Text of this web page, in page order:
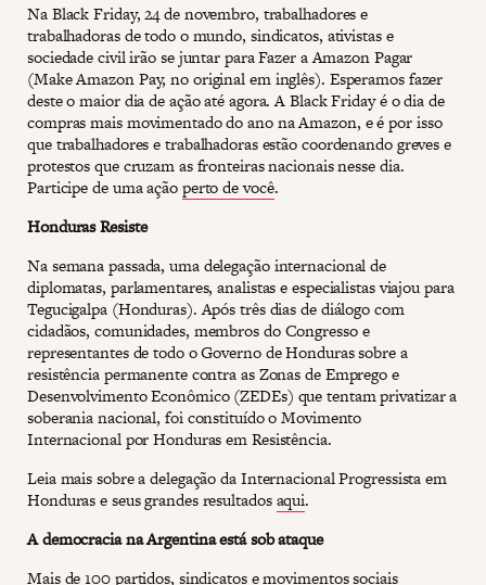
Na Black Friday, 24 de novembro, trabalhadores e
trabalhadoras de todo o mundo, sindicatos, ativistas e
sociedade civil irão se juntar para Fazer a Amazon Pagar
(Make Amazon Pay, no original em inglês). Esperamos fazer
deste o maior dia de ação até agora. A Black Friday é o dia de
compras mais movimentado do ano na Amazon, e é por isso
que trabalhadores e trabalhadoras estão coordenando greves e
protestos que cruzam as fronteiras nacionais nesse dia.
Participe de uma açãoperto de você.
Honduras Resiste
Na semana passada, uma delegação internacional de
diplomatas, parlamentares, analistas e especialistas viajou para
Tegucigalpa (Honduras). Após três dias de diálogo com
cidadãos, comunidades, membros do Congresso e
representantes de todo o Governo de Honduras sobre a
resistência permanente contra as Zonas de Emprego e
Desenvolvimento Econômico (ZEDEs) que tentam privatizar a
soberania nacional, foi constituído o Movimento
Internacional por Honduras em Resistência.
Leia mais sobre a delegação da Internacional Progressista em
Honduras e seus grandes resultadosaqui.
A democracia na Argentina está sob ataque
Mais de 100 partidos, sindicatos e movimentos sociais